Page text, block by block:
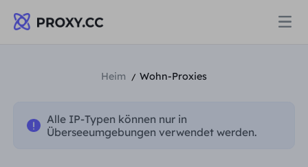
WOHNPROXY
Preise
Heim / Wohn-Proxies
Alle IP-Typen können nur in
Überseeumgebungen verwendet werden.